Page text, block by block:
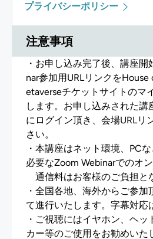
プライバシーポリシー
注意事項